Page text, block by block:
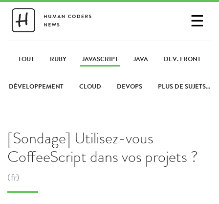
☰
PARTAGER UN LIEN
TOUT RUBY JAVASCRIPT JAVA DEV. FRONT
DÉVELOPPEMENT CLOUD DEVOPS PLUS DE SUJETS...
[Sondage] Utilisez-vous
CoffeeScript dans vos projets ?
(fr)